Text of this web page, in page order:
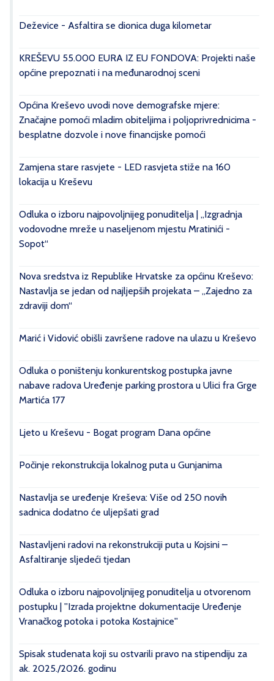
Deževice - Asfaltira se dionica duga kilometar
KREŠEVU 55.000 EURA IZ EU FONDOVA: Projekti naše
općine prepoznati i na međunarodnoj sceni
Općina Kreševo uvodi nove demografske mjere:
Značajne pomoći mladim obiteljima i poljoprivrednicima -
besplatne dozvole i nove financijske pomoći
Zamjena stare rasvjete - LED rasvjeta stiže na 160
lokacija u Kreševu
Odluka o izboru najpovoljnijeg ponuditelja | „Izgradnja
vodovodne mreže u naseljenom mjestu Mratinići -
Sopot“
Nova sredstva iz Republike Hrvatske za općinu Kreševo:
Nastavlja se jedan od najljepših projekata – „Zajedno za
zdraviji dom“
Marić i Vidović obišli završene radove na ulazu u Kreševo
Odluka o poništenju konkurentskog postupka javne
nabave radova Uređenje parking prostora u Ulici fra Grge
Martića 177
Ljeto u Kreševu - Bogat program Dana općine
Počinje rekonstrukcija lokalnog puta u Gunjanima
Nastavlja se uređenje Kreševa: Više od 250 novih
sadnica dodatno će uljepšati grad
Nastavljeni radovi na rekonstrukciji puta u Kojsini –
Asfaltiranje sljedeći tjedan
Odluka o izboru najpovoljnijeg ponuditelja u otvorenom
postupku | ''Izrada projektne dokumentacije Uređenje
Vranačkog potoka i potoka Kostajnice''
Spisak studenata koji su ostvarili pravo na stipendiju za
ak. 2025./2026. godinu